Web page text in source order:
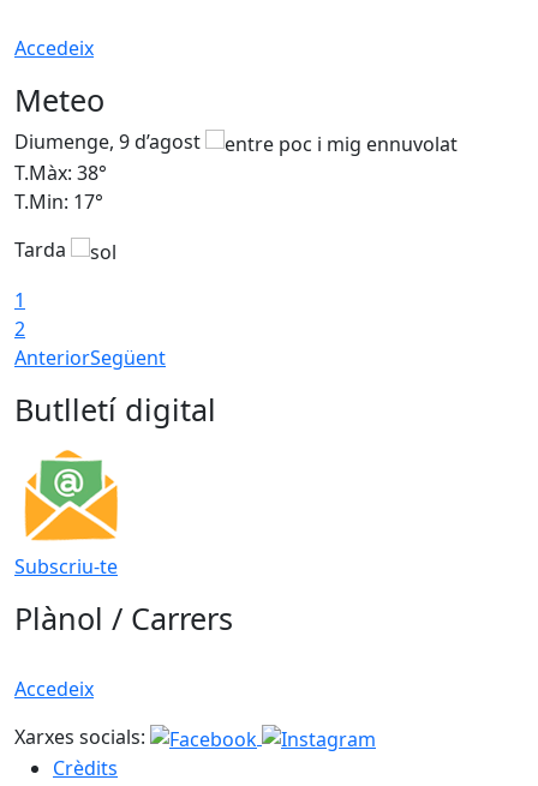
Accedeix
Meteo
Diumenge, 9 d’agost
T.Màx: 38°
T.Min: 17°
Tarda
1
2
AnteriorSegüent
Butlletí digital
Subscriu-te
Plànol / Carrers
Accedeix
Xarxes socials:
Crèdits